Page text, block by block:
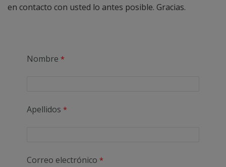
en contacto con usted lo antes posible. Gracias.
Nombre
Apellidos
Correo electrónico